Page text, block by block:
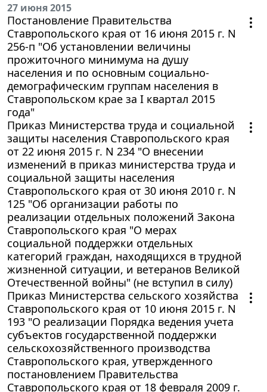
27 июня 2015
Постановление Правительства
Ставропольского края от 16 июня 2015 г. N
256-п "Об установлении величины
прожиточного минимума на душу
населения и по основным социально-
демографическим группам населения в
Ставропольском крае за I квартал 2015
года"
Приказ Министерства труда и социальной
защиты населения Ставропольского края
от 22 июня 2015 г. N 234 "О внесении
изменений в приказ министерства труда и
социальной защиты населения
Ставропольского края от 30 июня 2010 г. N
125 "Об организации работы по
реализации отдельных положений Закона
Ставропольского края "О мерах
социальной поддержки отдельных
категорий граждан, находящихся в трудной
жизненной ситуации, и ветеранов Великой
Отечественной войны" (не вступил в силу)
Приказ Министерства сельского хозяйства
Ставропольского края от 10 июня 2015 г. N
193 "О реализации Порядка ведения учета
субъектов государственной поддержки
сельскохозяйственного производства
Ставропольского края, утвержденного
постановлением Правительства
Ставропольского края от 18 февраля 2009 г.